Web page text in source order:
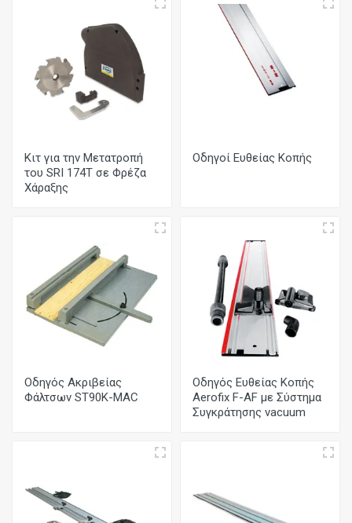
Κιτ για την Μετατροπή
του SRI 174T σε Φρέζα
Χάραξης
Οδηγοί Ευθείας Κοπής
Οδηγός Ακριβείας
Φάλτσων ST90K-MAC
Οδηγός Ευθείας Κοπής
Aerofix F-AF με Σύστημα
Συγκράτησης vacuum